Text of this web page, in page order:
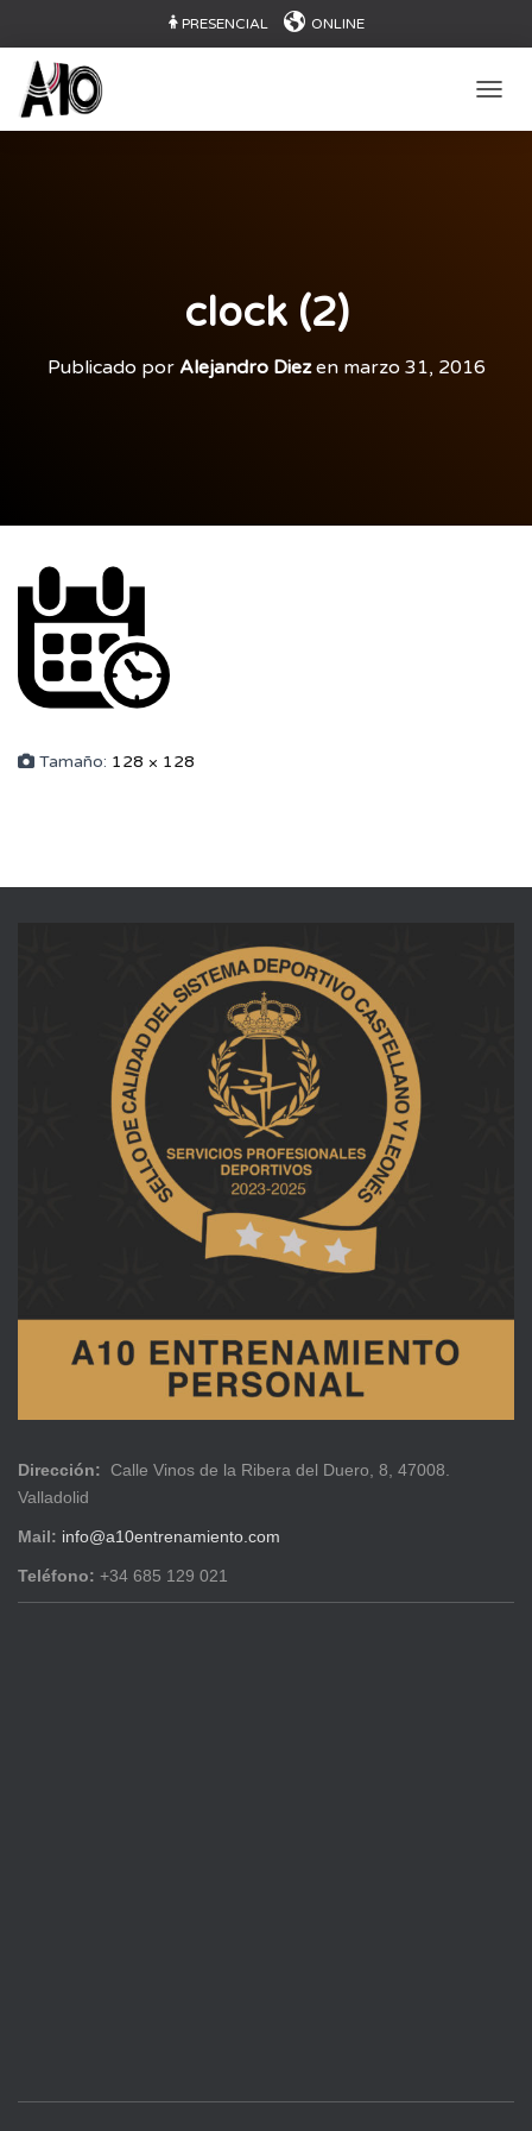
PRESENCIAL ONLINE
clock (2)
Publicado por Alejandro Diezen marzo 31, 2016
Tamaño: 128 × 128
Dirección: Calle Vinos de la Ribera del Duero, 8, 47008.
Valladolid
Mail: info@a10entrenamiento.com
Teléfono: +34 685 129 021